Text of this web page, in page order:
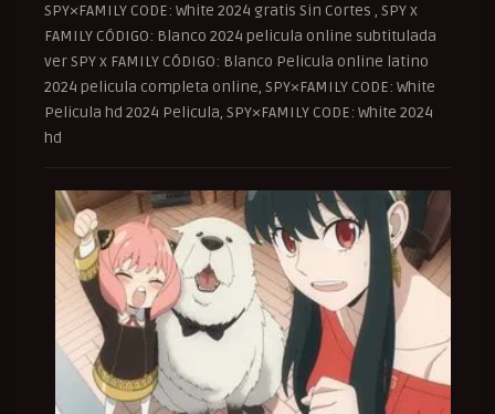
SPY×FAMILY CODE: White 2024 gratis Sin Cortes , SPY x
FAMILY CÓDIGO: Blanco 2024 pelicula online subtitulada
ver SPY x FAMILY CÓDIGO: Blanco Pelicula online latino
2024 pelicula completa online, SPY×FAMILY CODE: White
Pelicula hd 2024 Pelicula, SPY×FAMILY CODE: White 2024
hd